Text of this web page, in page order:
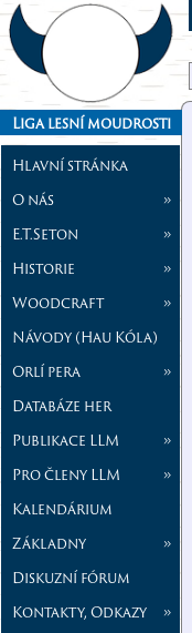
Liga lesní moudrosti
Hlavní stránka
O nás
»
E.T.Seton
»
Historie
»
Woodcraft
»
Návody (Hau Kóla)
Orlí pera
»
Databáze her
Publikace LLM
»
Pro členy LLM
»
Kalendárium
Základny
»
Diskuzní fórum
Kontakty, Odkazy
»